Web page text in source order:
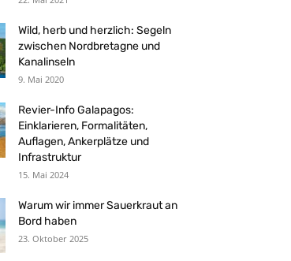
Wild, herb und herzlich: Segeln
zwischen Nordbretagne und
Kanalinseln
9. Mai 2020
Revier-Info Galapagos:
Einklarieren, Formalitäten,
Auflagen, Ankerplätze und
Infrastruktur
15. Mai 2024
Warum wir immer Sauerkraut an
Bord haben
23. Oktober 2025